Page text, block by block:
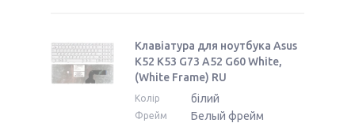
Клавіатура для ноутбука Asus
K52 K53 G73 A52 G60 White,
(White Frame) RU
Колір білий
Фрейм Белый фрейм